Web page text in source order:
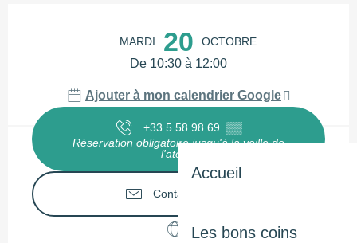
Accueil
Les bons coins
MARDI 20 OCTOBRE
De 10:30 à 12:00
Ajouter à mon calendrier Google
+33 5 58 98 69 ▒▒
Réservation obligatoire jusqu'à la veille de
l'atelier
Contactez-nous